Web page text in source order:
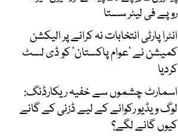
روپے فی لیٹر سستا
انٹرا پارٹی انتخابات نہ کرانے پر الیکشن
کمیشن نے ’عوام پاکستان‘ کو ڈی لسٹ
کردیا
اسمارٹ چشموں سے خفیہ ریکارڈنگ:
لوگ ویڈیو رکوانے کے لیے ڈزنی کے گانے
کیوں گانے لگے؟